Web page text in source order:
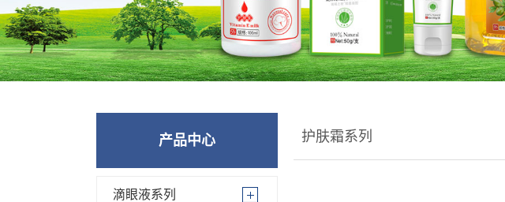
产品中心
滴眼液系列
护肤霜系列